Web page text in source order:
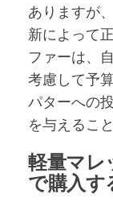
ありますが
新によって
ファーは、
考慮して予
パターへの
を与えるこ
軽量マレ
で購入す